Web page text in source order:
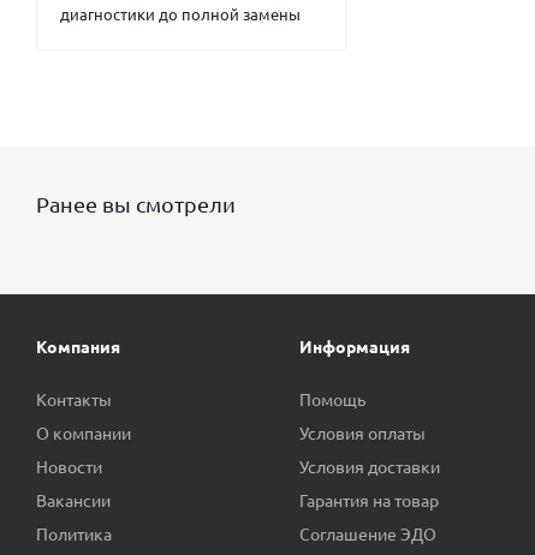
диагностики до полной замены
Ранее вы смотрели
Компания
Контакты
О компании
Новости
Вакансии
Политика
Информация
Помощь
Условия оплаты
Условия доставки
Гарантия на товар
Соглашение ЭДО